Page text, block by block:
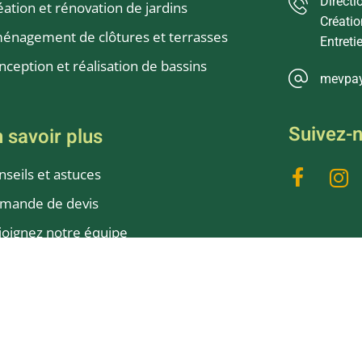
et rénovation de jardins
de clôtures et terrasses
et réalisation de bassins
savoir plus
et astuces
de devis
notre équipe
Suivez-